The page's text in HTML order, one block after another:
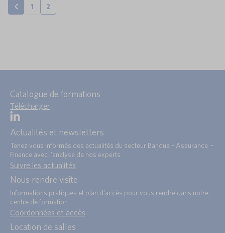
1 2
Catalogue de formations
Télécharger
Actualités et newsletters
Tenez vous informés des actualités du secteur Banque – Assurance –
Finance avec l’analyse de nos experts.
Suivre les actualités
Nous rendre visite
Informations pratiques et plan d’accès pour vous rendre dans notre
centre de formation.
Coordonnées et accès
Location de salles